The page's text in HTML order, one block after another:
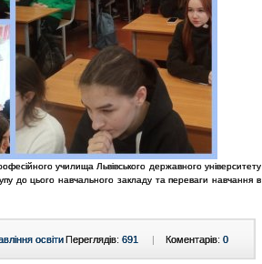
училища Львівського державного університету
до цього навчального закладу та переваги навчання в
освіти Коментарів: 0
Переглядів: 691 |